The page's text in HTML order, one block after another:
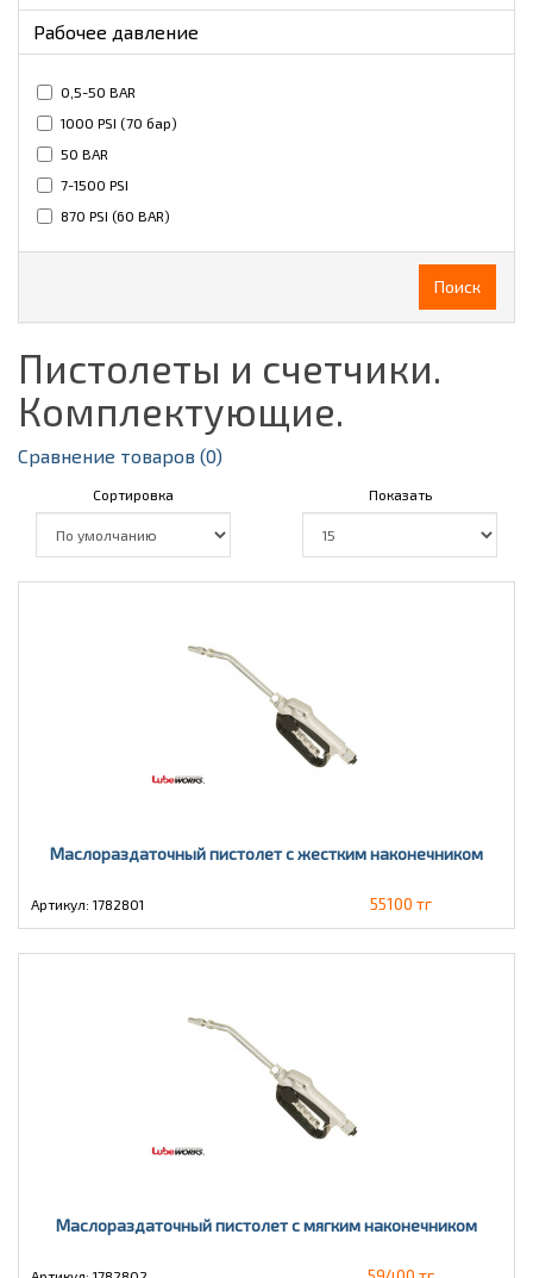
Рабочее давление
0,5-50 BAR
1000 PSI (70 бар)
50 BAR
7-1500 PSI
870 PSI (60 BAR)
Поиск
Пистолеты и счетчики.
Комплектующие.
Сравнение товаров (0)
Сортировка Показать
Маслораздаточный пистолет с жестким наконечником
Артикул: 1782801 55100 тг
Маслораздаточный пистолет с мягким наконечником